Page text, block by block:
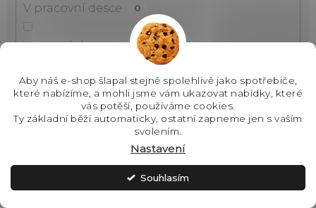
Aby náš e-shop šlapal stejně spolehlivě jako spotřebiče,
které nabízíme, a mohli jsme vám ukazovat nabídky, které
vás potěší, používáme cookies.
Ty základní běží automaticky, ostatní zapneme jen s vaším
svolením.
Nastavení
Souhlasím
V pracovní desce 0
Ve varné desce 0
Vestavné 0
Na zeď 0